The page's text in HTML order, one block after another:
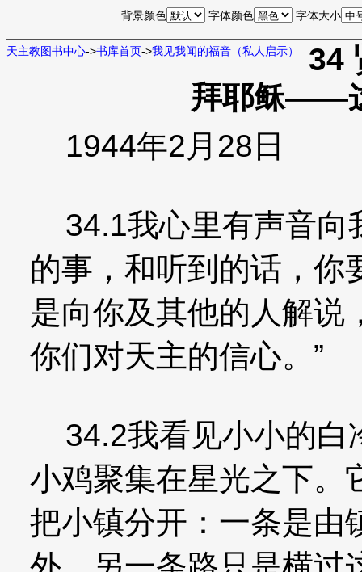
背景颜色 字体颜色 字体大小
天主教图书中心->书库首页->我见我闻的福音（私人启示）
34
拜耶稣——
1944年2月28日
34.1我心里有声音向
的事，和听到的话，你
是向你及其他的人解说
你们对天主的信心。”
34.2我看见小小的白
小鸡聚集在星光之下。
把小镇分开：一条是由